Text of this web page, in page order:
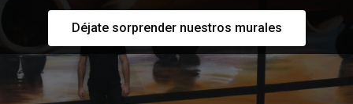
Déjate sorprender nuestros murales